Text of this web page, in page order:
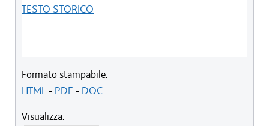
TESTO STORICO
Formato stampabile:
HTML- PDF - DOC
Visualizza: